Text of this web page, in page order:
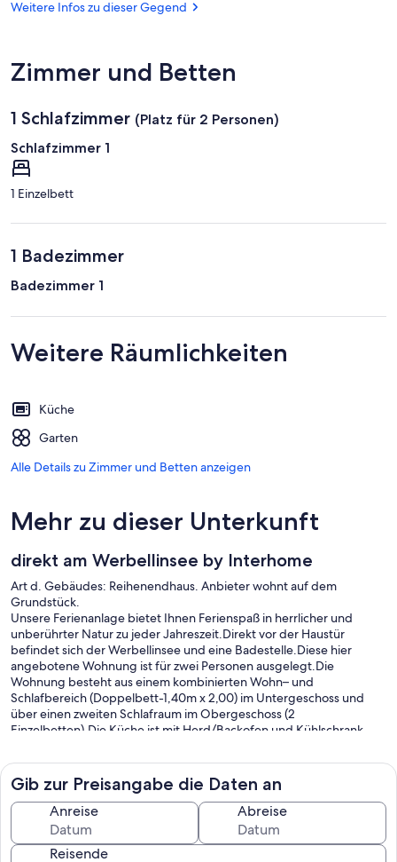
Grimnitz
Weitere Infos zu dieser Gegend
Zimmer und Betten
1 Schlafzimmer (Platz für 2 Personen)
Schlafzimmer 1
1 Einzelbett
1 Badezimmer
Badezimmer 1
Weitere Räumlichkeiten
Küche
Garten
Alle Details zu Zimmer und Betten anzeigen
Mehr zu dieser Unterkunft
direkt am Werbellinsee by Interhome
Art d. Gebäudes: Reihenendhaus. Anbieter wohnt auf dem
Grundstück.
Unsere Ferienanlage bietet Ihnen Ferienspaß in herrlicher und
unberührter Natur zu jeder Jahreszeit.Direkt vor der Haustür
befindet sich der Werbellinsee und eine Badestelle.Diese hier
angebotene Wohnung ist für zwei Personen ausgelegt.Die
Wohnung besteht aus einem kombinierten Wohn– und
Schlafbereich (Doppelbett-1,40m x 2,00) im Untergeschoss und
über einen zweiten Schlafraum im Obergeschoss (2
Einzelbetten).Die Küche ist mit Herd/Backofen und Kühlschrank,
über eine Terrasse. Ein kleiner Hund bis 30 cm ist in dieser
Wohnung erlaubt. .Nutzen Sie die wunderschöne Umgebung für
lange Wanderungen, Fahrradtouren, Angelausflüge, Tauchgänge,
Bootstouren, Grillabende, Spaziergänge oder entspannen Sie sich
einfach nur mit einem Buch auf der Terrasse. Es bieten sich hier alle
Möglichkeiten zu verschiedenen Ausflügen: • Radwanderweg
Berlin-Usedom • Wildpark Schorfheide • Luftfahrtmuseum
Gib zur Preisangabe die Daten an
Anreise Abreise
Reisende